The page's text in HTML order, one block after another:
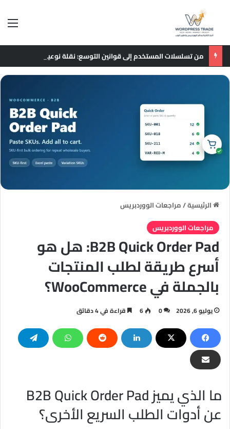
الرئيسية/مراجعات الووردبريس
مراجعات الووردبريس
B2B Quick Order Pad: هل هو
أسرع طريقة لطلب المنتجات
بالجملة في WooCommerce؟
يوليو 6, 2026 0
6 قراءة في 4 دقائق
ما الذي يميز B2B Quick Order Pad
عن أدوات الطلب السريع الأخرى؟